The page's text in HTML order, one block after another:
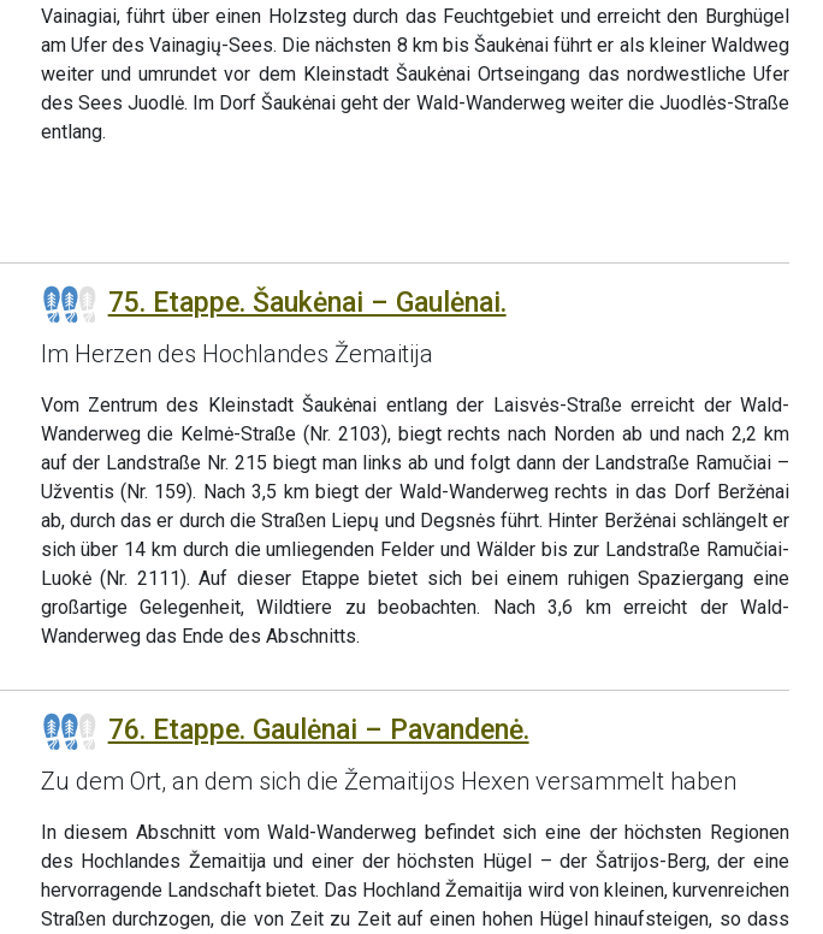
Vainagiai, führt über einen Holzsteg durch das Feuchtgebiet und erreicht den Burghügel
am Ufer des Vainagių-Sees. Die nächsten 8 km bis Šaukėnai führt er als kleiner Waldweg
weiter und umrundet vor dem Kleinstadt Šaukėnai Ortseingang das nordwestliche Ufer
des Sees Juodlė. Im Dorf Šaukėnai geht der Wald-Wanderweg weiter die Juodlės-Straße
entlang.
75. Etappe. Šaukėnai – Gaulėnai.
Im Herzen des Hochlandes Žemaitija
Vom Zentrum des Kleinstadt Šaukėnai entlang der Laisvės-Straße erreicht der Wald-
Wanderweg die Kelmė-Straße (Nr. 2103), biegt rechts nach Norden ab und nach 2,2 km
auf der Landstraße Nr. 215 biegt man links ab und folgt dann der Landstraße Ramučiai –
Užventis (Nr. 159). Nach 3,5 km biegt der Wald-Wanderweg rechts in das Dorf Beržėnai
ab, durch das er durch die Straßen Liepų und Degsnės führt. Hinter Beržėnai schlängelt er
sich über 14 km durch die umliegenden Felder und Wälder bis zur Landstraße Ramučiai-
Luokė (Nr. 2111). Auf dieser Etappe bietet sich bei einem ruhigen Spaziergang eine
großartige Gelegenheit, Wildtiere zu beobachten. Nach 3,6 km erreicht der Wald-
Wanderweg das Ende des Abschnitts.
76. Etappe. Gaulėnai – Pavandenė.
Zu dem Ort, an dem sich die Žemaitijos Hexen versammelt haben
In diesem Abschnitt vom Wald-Wanderweg befindet sich eine der höchsten Regionen
des Hochlandes Žemaitija und einer der höchsten Hügel – der Šatrijos-Berg, der eine
hervorragende Landschaft bietet. Das Hochland Žemaitija wird von kleinen, kurvenreichen
Straßen durchzogen, die von Zeit zu Zeit auf einen hohen Hügel hinaufsteigen, so dass